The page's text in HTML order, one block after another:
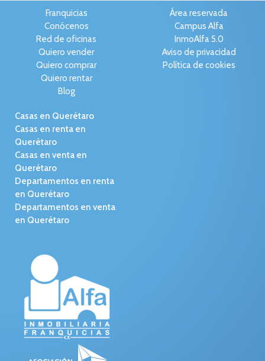
Franquicias
Conócenos
Red de oficinas
Quiero vender
Quiero comprar
Quiero rentar
Blog
Área reservada
Campus Alfa
InmoAlfa 5.0
Aviso de privacidad
Política de cookies
Casas en Querétaro
Casas en renta en
Querétaro
Casas en venta en
Querétaro
Departamentos en renta
en Querétaro
Departamentos en venta
en Querétaro